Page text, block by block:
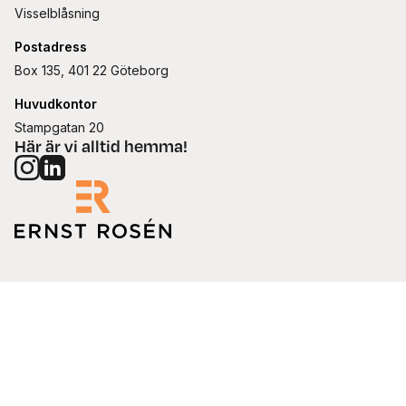
Här är vi alltid hemma!
Visselblåsning
Postadress
Box 135, 401 22 Göteborg
Huvudkontor
Stampgatan 20